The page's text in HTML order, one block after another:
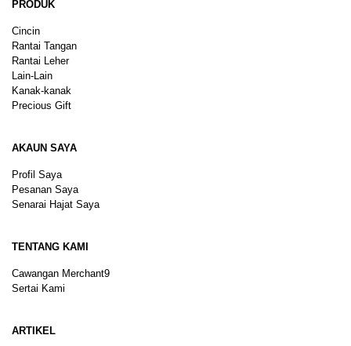
PRODUK
Cincin
Rantai Tangan
Rantai Leher
Lain-Lain
Kanak-kanak
Precious Gift
AKAUN SAYA
Profil Saya
Pesanan Saya
Senarai Hajat Saya
TENTANG KAMI
Cawangan Merchant9
Sertai Kami
ARTIKEL